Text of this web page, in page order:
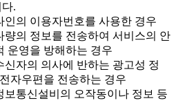
.
인의 이용자번호를 사용한 경우
량의 정보를 전송하여 서비스의 안
운영을 방해하는 경우
신자의 의사에 반하는 광고성 정
자우편을 전송하는 경우
보통신설비의 오작동이나 정보 등